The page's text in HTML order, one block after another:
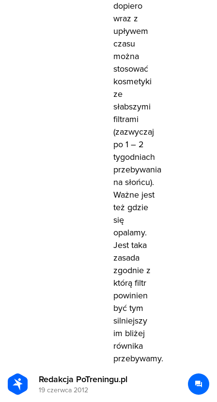
Redakcja PoTreningu.pl
19 czerwca 2012
dopiero
wraz z
upływem
czasu
można
stosować
kosmetyki
ze
słabszymi
filtrami
(zazwyczaj
po 1 – 2
tygodniach
przebywania
na słońcu).
Ważne jest
też gdzie
się
opalamy.
Jest taka
zasada
zgodnie z
którą filtr
powinien
być tym
silniejszy
im bliżej
równika
przebywamy.